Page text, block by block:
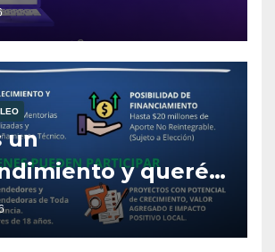
un
y querés
al próximo nivel?
es para